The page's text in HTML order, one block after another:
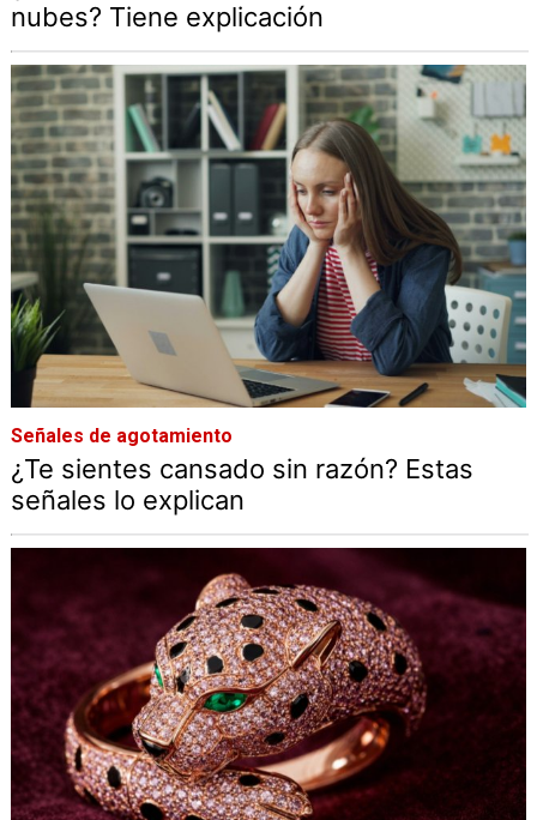
nubes? Tiene explicación
Señales de agotamiento
¿Te sientes cansado sin razón? Estas
señales lo explican